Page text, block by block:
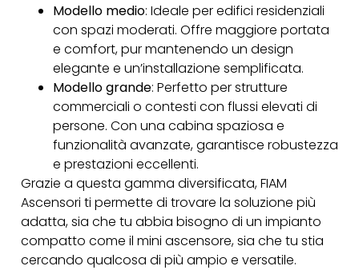
Modello medio: Ideale per edifici residenziali
con spazi moderati. Offre maggiore portata
e comfort, pur mantenendo un design
elegante e un’installazione semplificata.
Modello grande: Perfetto per strutture
commerciali o contesti con flussi elevati di
persone. Con una cabina spaziosa e
funzionalità avanzate, garantisce robustezza
e prestazioni eccellenti.
Grazie a questa gamma diversificata, FIAM
Ascensori ti permette di trovare la soluzione più
adatta, sia che tu abbia bisogno di un impianto
compatto come il mini ascensore, sia che tu stia
cercando qualcosa di più ampio e versatile.